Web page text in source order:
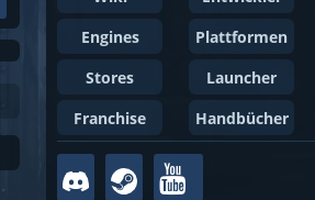
Engines
Plattformen
Stores
Launcher
Franchise
Handbücher